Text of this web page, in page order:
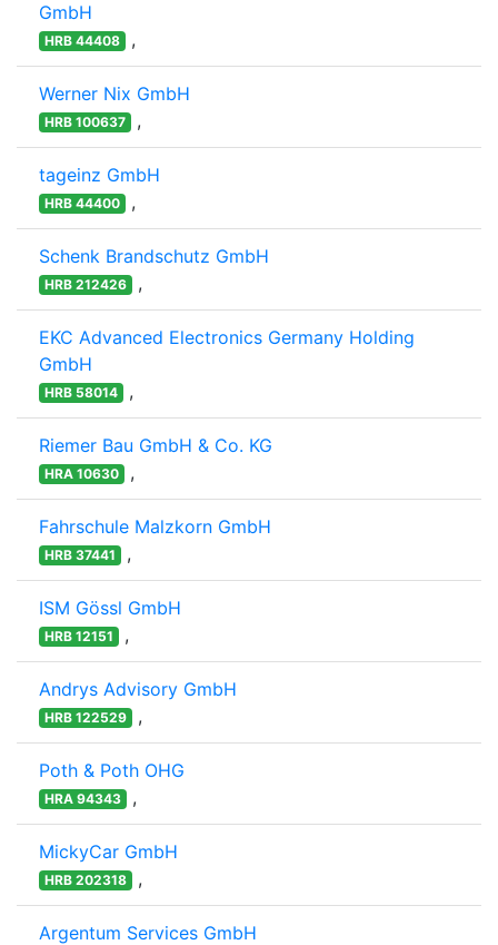
GmbH
HRB 44408 ,
Werner Nix GmbH
HRB 100637 ,
tageinz GmbH
HRB 44400 ,
Schenk Brandschutz GmbH
HRB 212426 ,
EKC Advanced Electronics Germany Holding
GmbH
HRB 58014 ,
Riemer Bau GmbH & Co. KG
HRA 10630 ,
Fahrschule Malzkorn GmbH
HRB 37441 ,
ISM Gössl GmbH
HRB 12151 ,
Andrys Advisory GmbH
HRB 122529 ,
Poth & Poth OHG
HRA 94343 ,
MickyCar GmbH
HRB 202318 ,
Argentum Services GmbH